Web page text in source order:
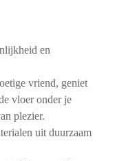
en
vriend, geniet
vloer onder je
plezier.
uit duurzaam